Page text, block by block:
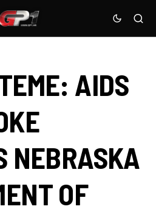
AIDS
NEBRASKA
OF